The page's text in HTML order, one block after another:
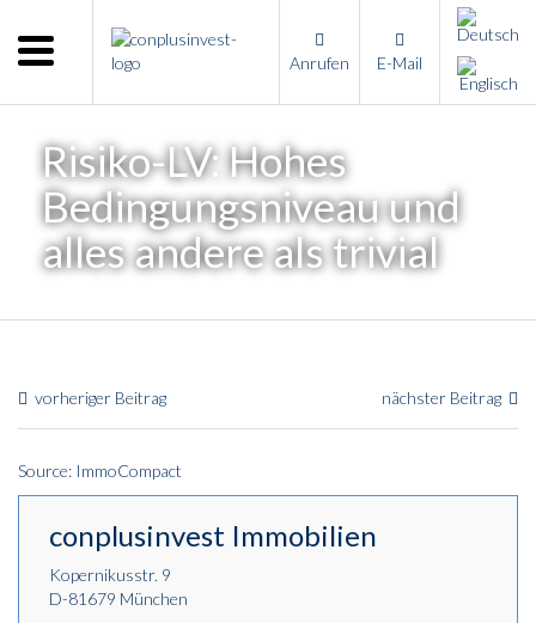
Home
Leistungen
Immobilienangebote
News
Impressum
Anrufen E-Mail
Risiko-LV: Hohes
Bedingungsniveau und
alles andere als trivial
vorheriger Beitrag nächster Beitrag
Source: ImmoCompact
conplusinvest Immobilien
Kopernikusstr. 9
D-81679 München